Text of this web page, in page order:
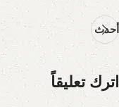
أحدث
اترك تعليقاً